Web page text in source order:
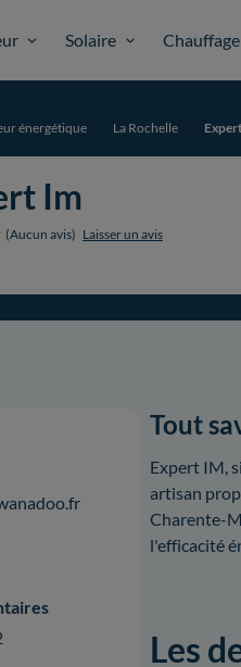
Solaire Chauffage
énergétique La Rochelle
Im
(Aucun avis) Laisser un avis
Tout
Expert IM,
artisan
Charente-
l'efficacité
Les